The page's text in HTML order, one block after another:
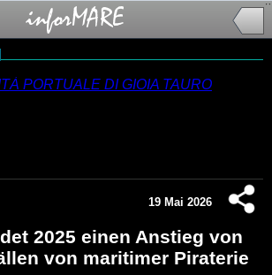
19 Mai 2026
2025 einen Anstieg von
von maritimer Piraterie